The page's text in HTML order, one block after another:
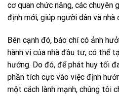
cơ quan chức năng, các chuyên
định mới, giúp người dân và nhà
Bên cạnh đó, báo chí có ảnh
hành vi của nhà đầu tư, có thể
hướng. Do đó, để phát huy tối
phần tích cực vào việc định
một cách lành mạnh, chúng tôi